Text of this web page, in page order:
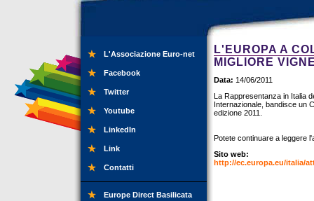
L'Associazione Euro-net
Facebook
Twitter
Youtube
LinkedIn
Link
Contatti
Europe Direct Basilicata
L'EUROPA A
MIGLIORE
Data: 14/06/2011
La Rappresentanza in Italia
Internazionale, bandisce un
edizione 2011.
Potete continuare a leggere
Sito web:
http://ec.europa.eu/italia/